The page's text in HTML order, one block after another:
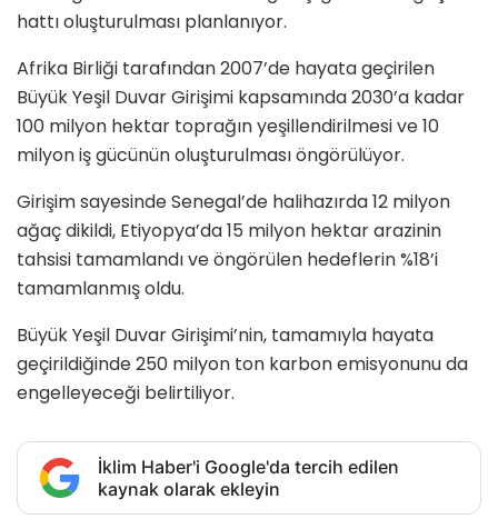
hattı oluşturulması planlanıyor.
Afrika Birliği tarafından 2007’de hayata geçirilen
Büyük Yeşil Duvar Girişimi kapsamında 2030’a kadar
100 milyon hektar toprağın yeşillendirilmesi ve 10
milyon iş gücünün oluşturulması öngörülüyor.
Girişim sayesinde Senegal’de halihazırda 12 milyon
ağaç dikildi, Etiyopya’da 15 milyon hektar arazinin
tahsisi tamamlandı ve öngörülen hedeflerin %18’i
tamamlanmış oldu.
Büyük Yeşil Duvar Girişimi’nin, tamamıyla hayata
geçirildiğinde 250 milyon ton karbon emisyonunu da
engelleyeceği belirtiliyor.
İklim Haber'i Google'da tercih edilen
kaynak olarak ekleyin